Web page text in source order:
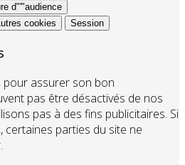
d"'"audience
cookies Session
pour assurer son bon
pas être désactivés de nos
pas à des fins publicitaires. Si
certaines parties du site ne